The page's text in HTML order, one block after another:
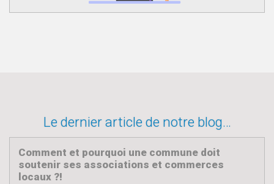
Le dernier article de notre blog…
Comment et pourquoi une commune doit
soutenir ses associations et commerces
locaux ?!